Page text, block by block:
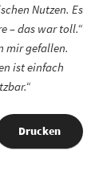
Nutzen. Es
– das war toll.“
mir gefallen.
ist einfach
Drucken